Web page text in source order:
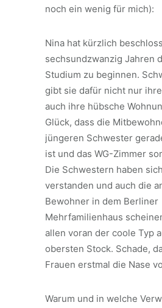
noch ein wenig für mich):
Nina hat kürzlich
sechsundzwanzig Jahren
Studium zu beginnen.
gibt sie dafür nicht nur
auch ihre hübsche
Glück, dass die
jüngeren Schwester
ist und das WG-Zimmer
Die Schwestern haben
verstanden und auch die
Bewohner in dem Berliner
Mehrfamilienhaus
allen voran der coole Typ
obersten Stock. Schade,
Frauen erstmal die Nase
Warum und in welche